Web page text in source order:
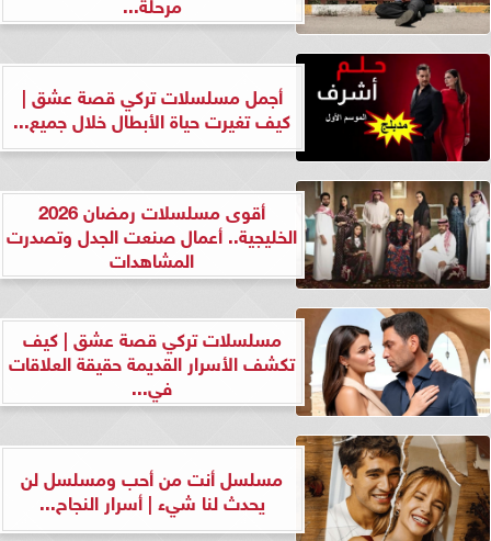
أجمل مسلسلات تركي قصة عشق |
كيف تغيرت حياة الأبطال خلال جميع...
أقوى مسلسلات رمضان 2026
الخليجية.. أعمال صنعت الجدل وتصدرت
المشاهدات
مسلسلات تركي قصة عشق | كيف
تكشف الأسرار القديمة حقيقة العلاقات
في...
مسلسل أنت من أحب ومسلسل لن
يحدث لنا شيء | أسرار النجاح...